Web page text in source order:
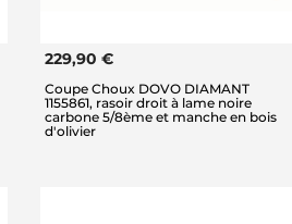
229,90 €
Coupe Choux DOVO DIAMANT
1155861, rasoir droit à lame noire
carbone 5/8ème et manche en bois
d'olivier